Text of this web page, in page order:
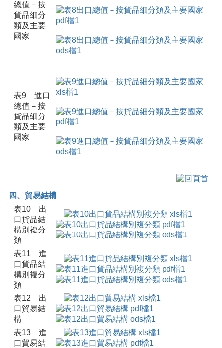
總值－按
貨品細分
類及主要
國家
表9 進口
總值－按
貨品細分
類及主要
國家
四、貿易結構
表10 出
口貨品結
構別複分
類
表11 進
口貨品結
構別複分
類
表12 出
口貿易結
構
表13 進
口貿易結